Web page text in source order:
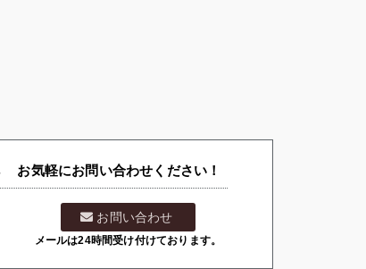
気軽にお問い合わせください！
お問い合わせ
メールは24時間受け付けております。